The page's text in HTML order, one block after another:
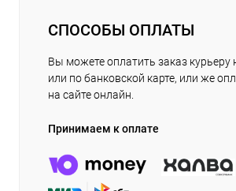
СПОСОБЫ ОПЛАТЫ
Вы можете оплатить заказ
или по банковской карте, или же
на сайте онлайн.
Принимаем к оплате